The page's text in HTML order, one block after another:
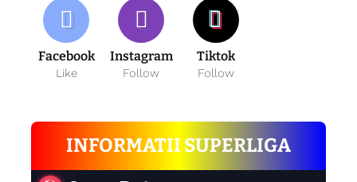
Facebook
Like
Instagram
Follow
Tiktok
Follow
INFORMATII SUPERLIGA